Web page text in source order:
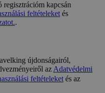
kapcsán
feltételeketés
.
újdonságairól,
azAdatvédelmi
feltételeketés az